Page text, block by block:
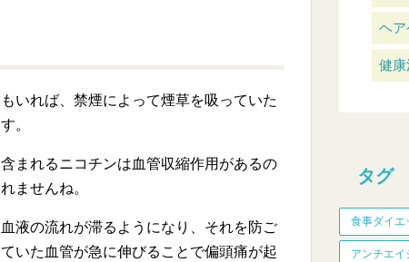
いれば、禁煙によって煙草を吸っていた
。
まれるニコチンは血管収縮作用があるの
ませんね。
液の流れが滞るようになり、それを防ご
いた血管が急に伸びることで偏頭痛が起
ヘア
健康
タグ
食事ダイエ
アンチエイ